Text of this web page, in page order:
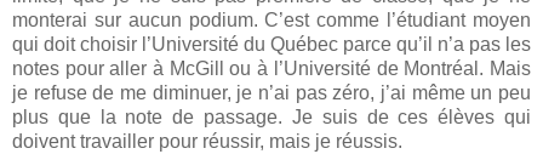
monterai sur aucun podium. C’est comme l’étudiant moyen
qui doit choisir l’Université du Québec parce qu’il n’a pas les
notes pour aller à McGill ou à l’Université de Montréal. Mais
je refuse de me diminuer, je n’ai pas zéro, j’ai même un peu
plus que la note de passage. Je suis de ces élèves qui
doivent travailler pour réussir, mais je réussis.